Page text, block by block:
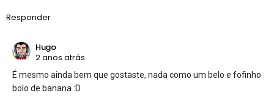
Responder
Hugo
2 anos atrás
É mesmo ainda bem que gostaste, nada como um belo e fofinho
bolo de banana :D